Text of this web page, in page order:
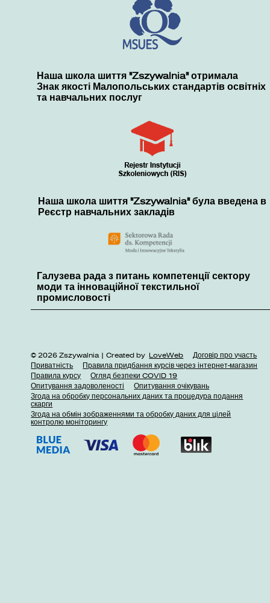
Наша школа шиття "Zszywalnia" отримала
Знак якості Малопольських стандартів освітніх
та навчальних послуг
Наша школа шиття "Zszywalnia" була введена в
Реєстр навчальних закладів
Галузева рада з питань компетенції сектору
моди та інноваційної текстильної
промисловості
© 2026 Zszywalnia | Created by LoveWeb
Договір про участь
Приватність
Правила придбання курсів через інтернет-магазин
Правила курсу
Огляд безпеки COVID 19
Опитування задоволеності
Опитування очікувань
Згода на обробку персональних даних та процедура подання
скарги
Згода на обмін зображеннями та обробку даних для цілей
контролю моніторингу